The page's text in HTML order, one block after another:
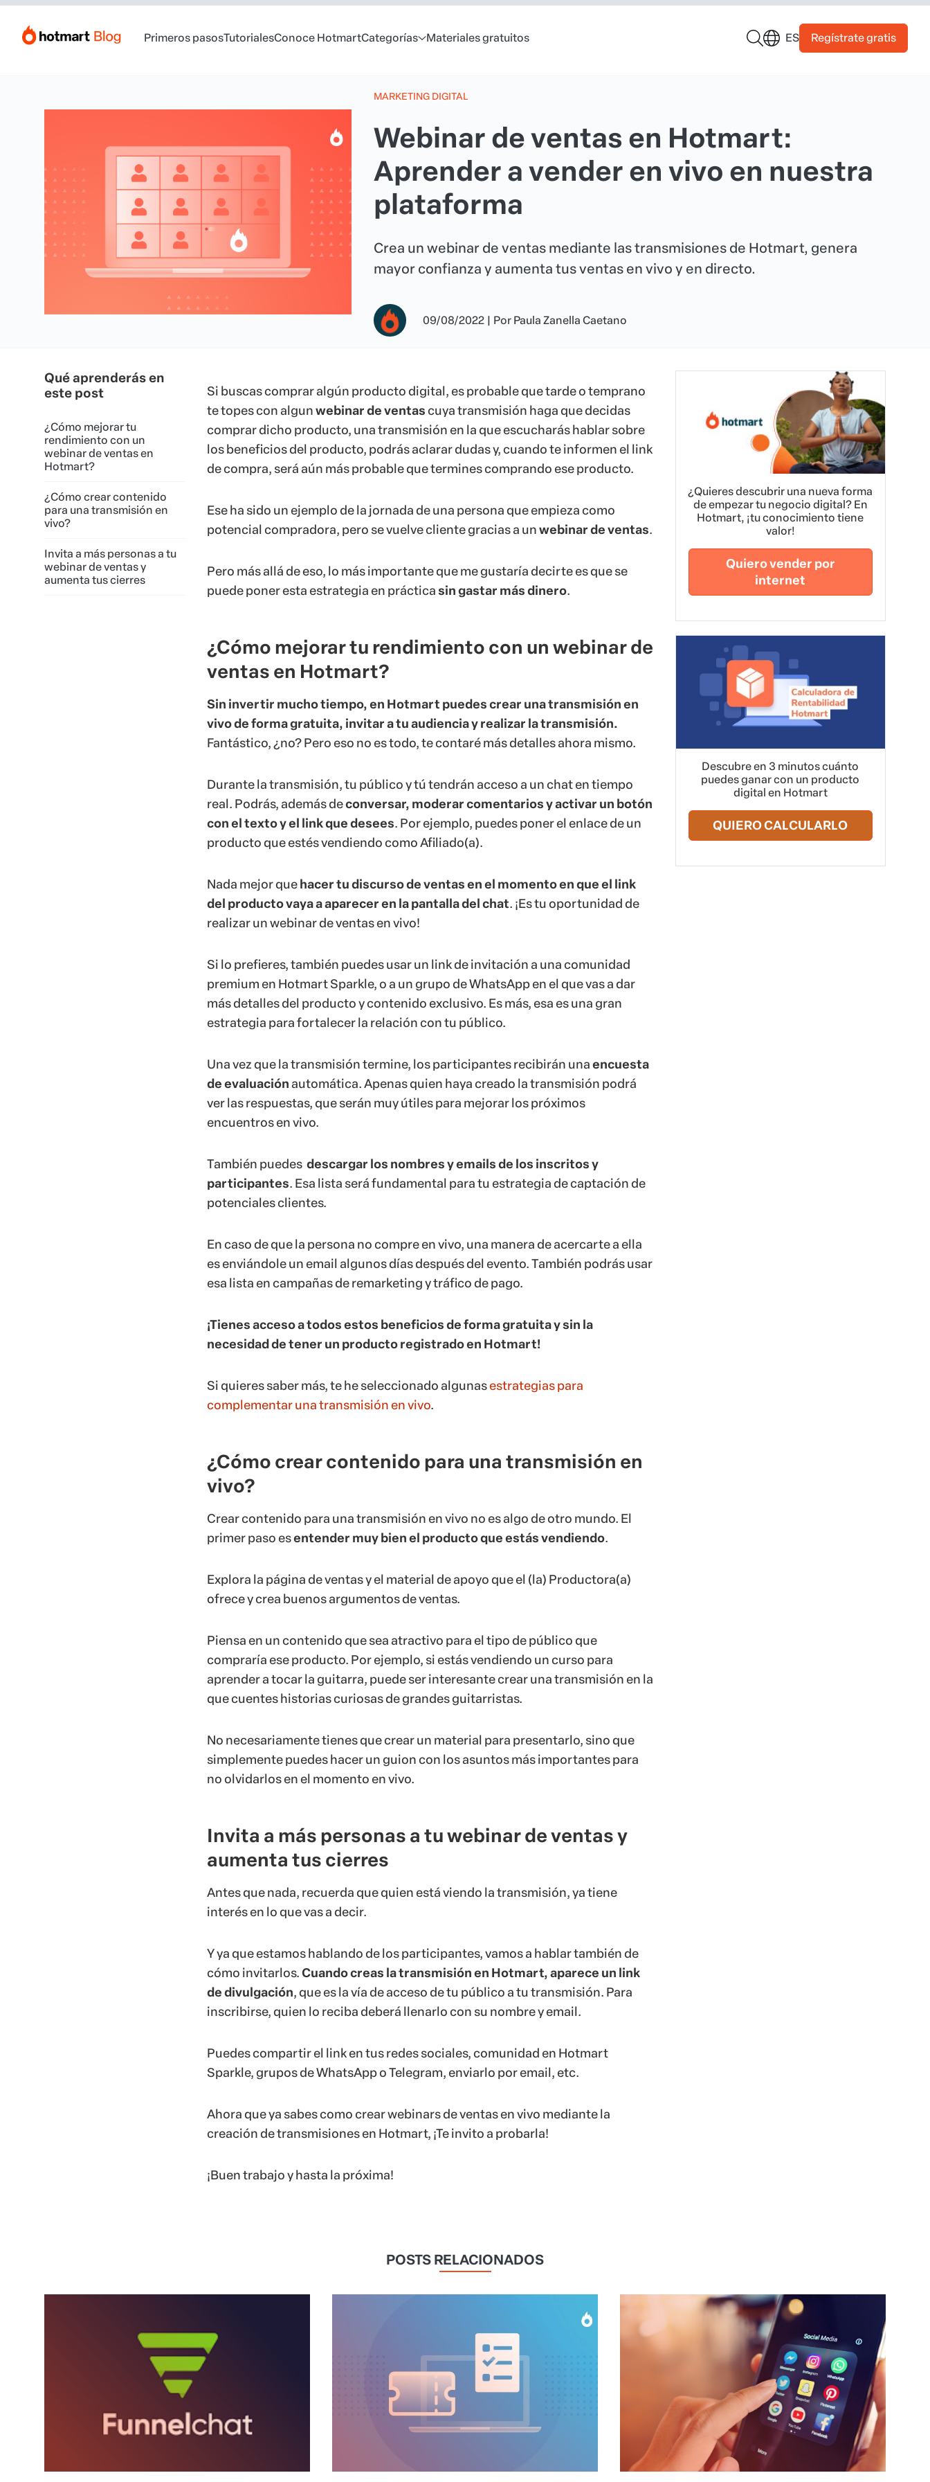
Primeros pasosTutorialesConoce HotmartCategorías Materiales gratuitos ES Regístrate gratis
MARKETING DIGITAL
Webinar de ventas en Hotmart:
Aprender a vender en vivo en nuestra
plataforma
Crea un webinar de ventas mediante las transmisiones de Hotmart, genera
mayor confianza y aumenta tus ventas en vivo y en directo.
09/08/2022 | Por Paula Zanella Caetano
Qué aprenderás en
este post
¿Cómo mejorar tu
rendimiento con un
webinar de ventas en
Hotmart?
¿Cómo crear contenido
para una transmisión en
vivo?
Invita a más personas a tu
webinar de ventas y
aumenta tus cierres
Si buscas comprar algún producto digital, es probable que tarde o temprano
te topes con algunwebinar de ventascuya transmisión haga que decidas
comprar dicho producto, una transmisión en la que escucharás hablar sobre
los beneficios del producto, podrás aclarar dudas y, cuando te informen el link
de compra, será aún más probable que termines comprando ese producto.
Ese ha sido un ejemplo de la jornada de una persona que empieza como
potencial compradora, pero se vuelve cliente gracias a unwebinar de ventas.
Pero más allá de eso, lo más importante que me gustaría decirte es que se
puede poner esta estrategia en prácticasin gastar más dinero.
¿Cómo mejorar tu rendimiento con un webinar de
ventas en Hotmart?
Sin invertir mucho tiempo, en Hotmart puedes crear una transmisión en
vivo de forma gratuita, invitar a tu audiencia y realizar la transmisión.
Fantástico, ¿no? Pero eso no es todo, te contaré más detalles ahora mismo.
Durante la transmisión, tu público y tú tendrán acceso a un chat en tiempo
real. Podrás, además deconversar, moderar comentarios y activar un botón
con el texto y el link que desees. Por ejemplo, puedes poner el enlace de un
producto que estés vendiendo como Afiliado(a).
Nada mejor quehacer tu discurso de ventas en el momento en que el link
del producto vaya a aparecer en la pantalla del chat. ¡Es tu oportunidad de
realizar un webinar de ventas en vivo!
Si lo prefieres, también puedes usar un link de invitación a una comunidad
premium en Hotmart Sparkle, o a un grupo de WhatsApp en el que vas a dar
más detalles del producto y contenido exclusivo. Es más, esa es una gran
estrategia para fortalecer la relación con tu público.
Una vez que la transmisión termine, los participantes recibirán unaencuesta
de evaluaciónautomática. Apenas quien haya creado la transmisión podrá
ver las respuestas, que serán muy útiles para mejorar los próximos
encuentros en vivo.
También puedes descargar los nombres y emails de los inscritos y
participantes. Esa lista será fundamental para tu estrategia de captación de
potenciales clientes.
En caso de que la persona no compre en vivo, una manera de acercarte a ella
es enviándole un email algunos días después del evento. También podrás usar
esa lista en campañas de remarketing y tráfico de pago.
¡Tienes acceso a todos estos beneficios de forma gratuita y sin la
necesidad de tener un producto registrado en Hotmart!
Si quieres saber más, te he seleccionado algunasestrategias para
complementar una transmisión en vivo.
¿Cómo crear contenido para una transmisión en
vivo?
Crear contenido para una transmisión en vivo no es algo de otro mundo. El
primer paso esentender muy bien el producto que estás vendiendo.
Explora la página de ventas y el material de apoyo que el (la) Productora(a)
ofrece y crea buenos argumentos de ventas.
Piensa en un contenido que sea atractivo para el tipo de público que
compraría ese producto. Por ejemplo, si estás vendiendo un curso para
aprender a tocar la guitarra, puede ser interesante crear una transmisión en la
que cuentes historias curiosas de grandes guitarristas.
No necesariamente tienes que crear un material para presentarlo, sino que
simplemente puedes hacer un guion con los asuntos más importantes para
no olvidarlos en el momento en vivo.
Invita a más personas a tu webinar de ventas y
aumenta tus cierres
Antes que nada, recuerda que quien está viendo la transmisión, ya tiene
interés en lo que vas a decir.
Y ya que estamos hablando de los participantes, vamos a hablar también de
cómo invitarlos.Cuando creas la transmisión en Hotmart, aparece un link
de divulgación, que es la vía de acceso de tu público a tu transmisión. Para
inscribirse, quien lo reciba deberá llenarlo con su nombre y email.
Puedes compartir el link en tus redes sociales, comunidad en Hotmart
Sparkle, grupos de WhatsApp o Telegram, enviarlo por email, etc.
Ahora que ya sabes como crear webinars de ventas en vivo mediante la
creación de transmisiones en Hotmart, ¡Te invito a probarla!
¡Buen trabajo y hasta la próxima!
¿Quieres descubrir una nueva forma
de empezar tu negocio digital? En
Hotmart, ¡tu conocimiento tiene
valor!
Quiero vender por
internet
Descubre en 3 minutos cuánto
puedes ganar con un producto
digital en Hotmart
QUIERO CALCULARLO
POSTS RELACIONADOS